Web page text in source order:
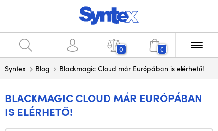
0 0
Syntex Blog Blackmagic Cloud már Európában is elérhető!
BLACKMAGIC CLOUD MÁR EURÓPÁBAN
IS ELÉRHETŐ!